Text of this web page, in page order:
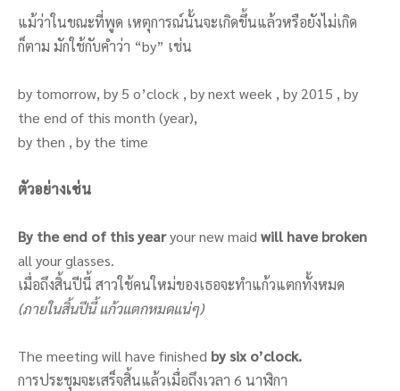
แม้ว่าในขณะที่พูด เหตุการณ์นั้นจะเกิดขึ้นแล้วหรือยังไม่เกิด
ก็ตาม มักใช้กับคำว่า “by” เช่น
by tomorrow, by 5 o’clock , by next week , by 2015 , by
the end of this month (year),
by then , by the time
ตัวอย่างเช่น
By the end of this yearyour new maid will have broken
all your glasses.
เมื่อถึงสิ้นปีนี้ สาวใช้คนใหม่ของเธอจะทำแก้วแตกทั้งหมด
(ภายในสิ้นปีนี้ แก้วแตกหมดแน่ๆ)
The meeting will have finished by six o’clock.
การประชุมจะเสร็จสิ้นแล้วเมื่อถึงเวลา 6 นาฬิกา